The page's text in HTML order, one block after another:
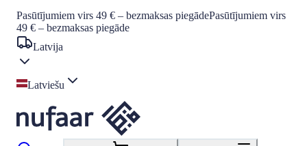
Pasūtījumiem virs 49 € – bezmaksas piegādePasūtījumiem virs
49 € – bezmaksas piegāde
Latvija
Latviešu